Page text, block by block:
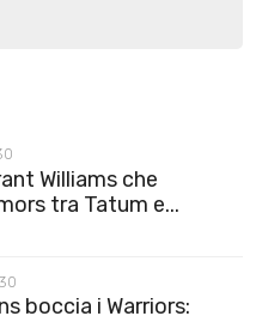
Williams che
tra Tatum e...
boccia i Warriors: